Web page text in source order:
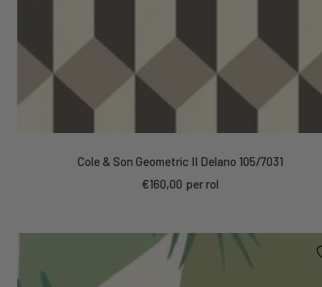
Cole & Son Geometric II Delano 105/7031
Kortings
€160,00 per rol